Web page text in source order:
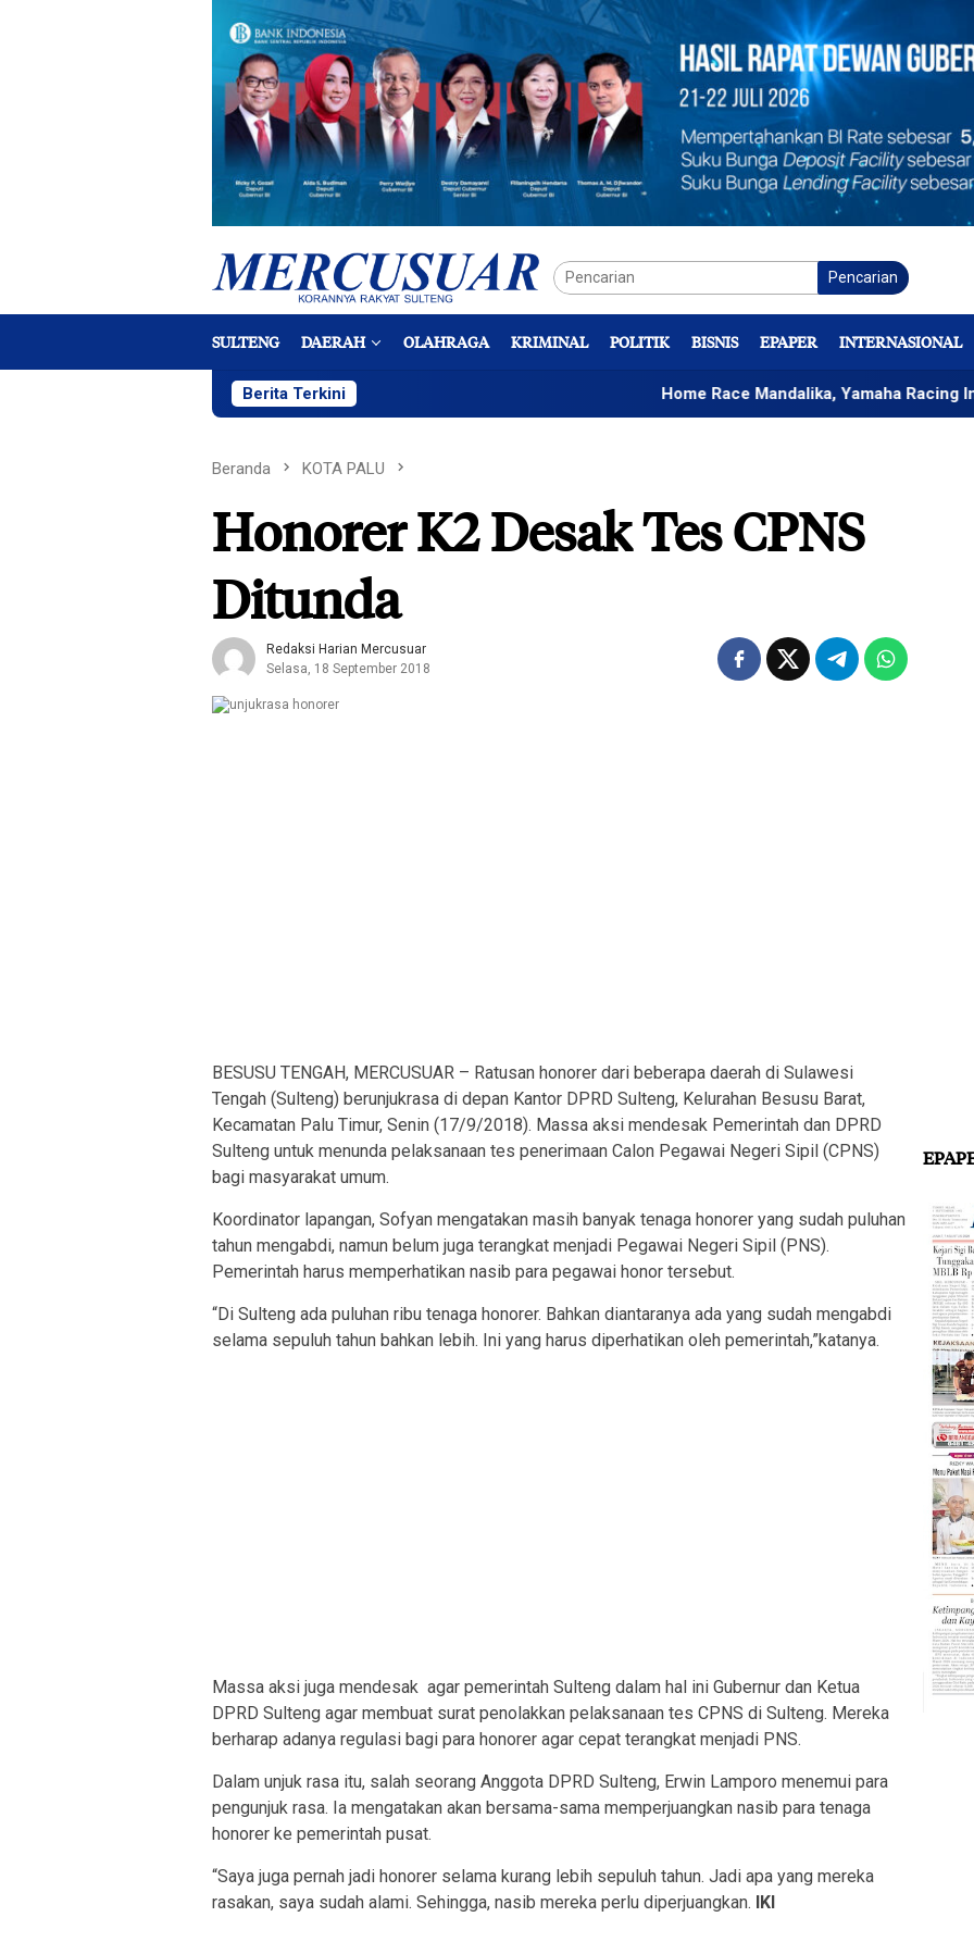
Pencarian
SULTENG DAERAH OLAHRAGA KRIMINAL POLITIK BISNIS EPAPER INTERNASIONAL
Berita Terkini Home Race Mandalika, Yamaha Racing Indonesia
Beranda KOTA PALU
Honorer K2 Desak Tes CPNS
Ditunda
Redaksi Harian Mercusuar
Selasa, 18 September 2018
BESUSU TENGAH, MERCUSUAR – Ratusan honorer dari beberapa daerah di Sulawesi
Tengah (Sulteng) berunjukrasa di depan Kantor DPRD Sulteng, Kelurahan Besusu Barat,
Kecamatan Palu Timur, Senin (17/9/2018). Massa aksi mendesak Pemerintah dan DPRD
Sulteng untuk menunda pelaksanaan tes penerimaan Calon Pegawai Negeri Sipil (CPNS)
bagi masyarakat umum.
Koordinator lapangan, Sofyan mengatakan masih banyak tenaga honorer yang sudah puluhan
tahun mengabdi, namun belum juga terangkat menjadi Pegawai Negeri Sipil (PNS).
Pemerintah harus memperhatikan nasib para pegawai honor tersebut.
“Di Sulteng ada puluhan ribu tenaga honorer. Bahkan diantaranya ada yang sudah mengabdi
selama sepuluh tahun bahkan lebih. Ini yang harus diperhatikan oleh pemerintah,”katanya.
Massa aksi juga mendesak agar pemerintah Sulteng dalam hal ini Gubernur dan Ketua
DPRD Sulteng agar membuat surat penolakkan pelaksanaan tes CPNS di Sulteng. Mereka
berharap adanya regulasi bagi para honorer agar cepat terangkat menjadi PNS.
Dalam unjuk rasa itu, salah seorang Anggota DPRD Sulteng, Erwin Lamporo menemui para
pengunjuk rasa. Ia mengatakan akan bersama-sama memperjuangkan nasib para tenaga
honorer ke pemerintah pusat.
“Saya juga pernah jadi honorer selama kurang lebih sepuluh tahun. Jadi apa yang mereka
rasakan, saya sudah alami. Sehingga, nasib mereka perlu diperjuangkan. IKI